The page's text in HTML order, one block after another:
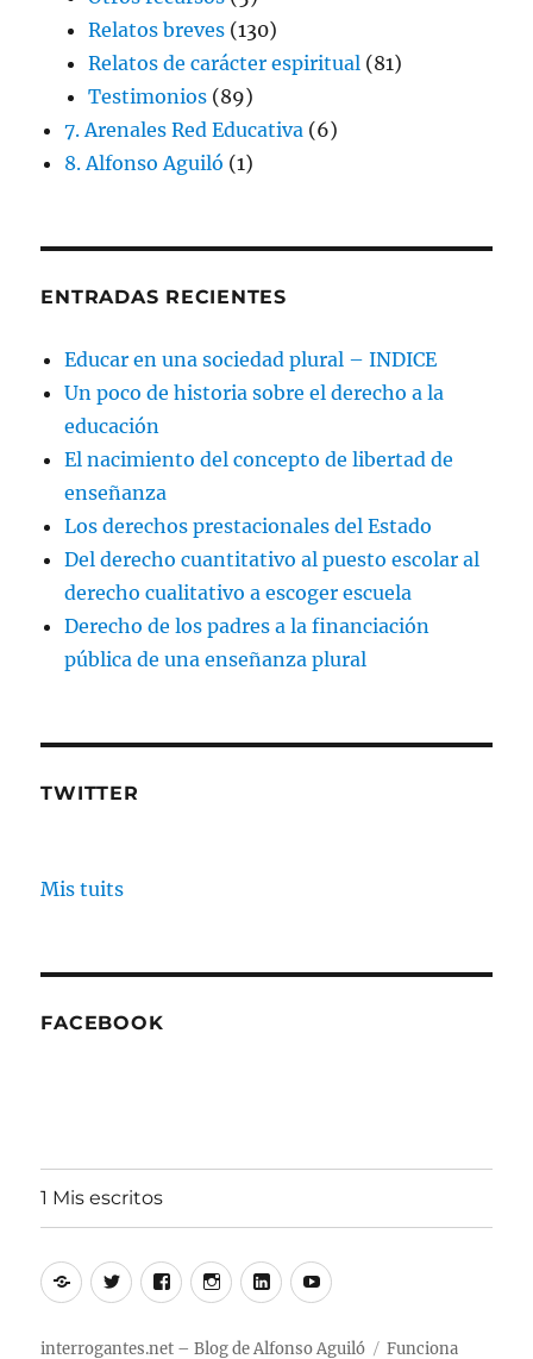
Relatos breves (130)
Relatos de carácter espiritual (81)
Testimonios (89)
7. Arenales Red Educativa (6)
8. Alfonso Aguiló (1)
ENTRADAS RECIENTES
Educar en una sociedad plural – INDICE
Un poco de historia sobre el derecho a la
educación
El nacimiento del concepto de libertad de
enseñanza
Los derechos prestacionales del Estado
Del derecho cuantitativo al puesto escolar al
derecho cualitativo a escoger escuela
Derecho de los padres a la financiación
pública de una enseñanza plural
TWITTER
Mis tuits
FACEBOOK
1 Mis escritos
Alfonso
Aguiló
TwitterFacebookInstagram
LinkedinYoutube
interrogantes.net – Blog de Alfonso Aguiló Funciona